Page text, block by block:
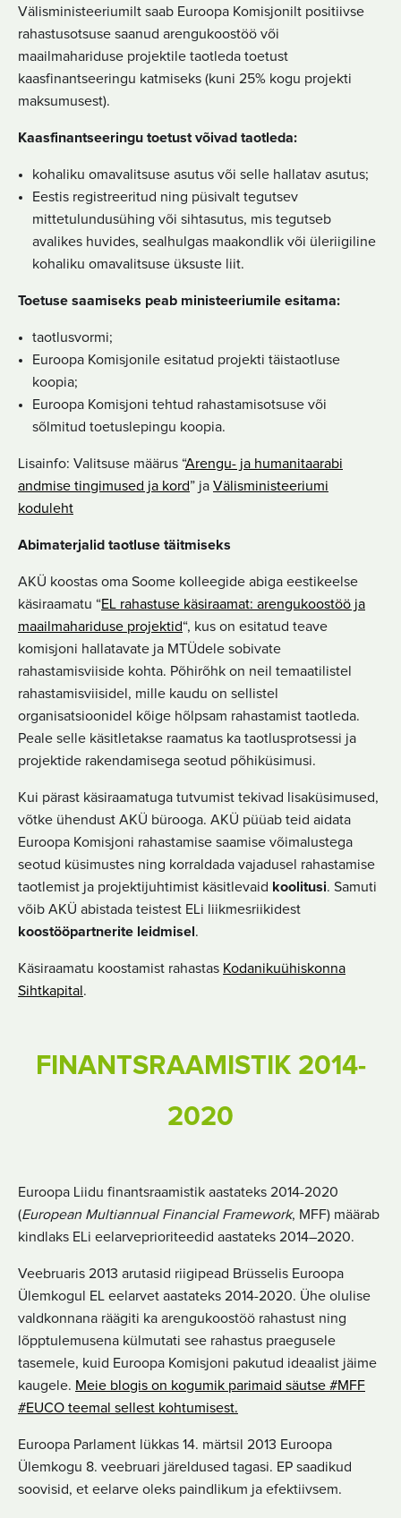
Välisministeeriumilt saab Euroopa Komisjonilt positiivse
rahastusotsuse saanud arengukoostöö või
maailmahariduse projektile taotleda toetust
kaasfinantseeringu katmiseks (kuni 25% kogu projekti
maksumusest).
Kaasfinantseeringu toetust võivad taotleda:
kohaliku omavalitsuse asutus või selle hallatav asutus;
Eestis registreeritud ning püsivalt tegutsev
mittetulundusühing või sihtasutus, mis tegutseb
avalikes huvides, sealhulgas maakondlik või üleriigiline
kohaliku omavalitsuse üksuste liit.
Toetuse saamiseks peab ministeeriumile esitama:
taotlusvormi;
Euroopa Komisjonile esitatud projekti täistaotluse
koopia;
Euroopa Komisjoni tehtud rahastamisotsuse või
sõlmitud toetuslepingu koopia.
Lisainfo: Valitsuse määrus “Arengu- ja humanitaarabi
andmise tingimused ja kord” ja Välisministeeriumi
koduleht
Abimaterjalid taotluse täitmiseks
AKÜ koostas oma Soome kolleegide abiga eestikeelse
käsiraamatu “EL rahastuse käsiraamat: arengukoostöö ja
maailmahariduse projektid“, kus on esitatud teave
komisjoni hallatavate ja MTÜdele sobivate
rahastamisviiside kohta. Põhirõhk on neil temaatilistel
rahastamisviisidel, mille kaudu on sellistel
organisatsioonidel kõige hõlpsam rahastamist taotleda.
Peale selle käsitletakse raamatus ka taotlusprotsessi ja
projektide rakendamisega seotud põhiküsimusi.
Kui pärast käsiraamatuga tutvumist tekivad lisaküsimused,
võtke ühendust AKÜ bürooga. AKÜ püüab teid aidata
Euroopa Komisjoni rahastamise saamise võimalustega
seotud küsimustes ning korraldada vajadusel rahastamise
taotlemist ja projektijuhtimist käsitlevaid koolitusi. Samuti
võib AKÜ abistada teistest ELi liikmesriikidest
koostööpartnerite leidmisel .
Käsiraamatu koostamist rahastas Kodanikuühiskonna
Sihtkapital .
FINANTSRAAMISTIK 2014-
2020
Euroopa Liidu finantsraamistik aastateks 2014-2020
(European Multiannual Financial Framework, MFF) määrab
kindlaks ELi eelarveprioriteedid aastateks 2014–2020.
Veebruaris 2013 arutasid riigipead Brüsselis Euroopa
Ülemkogul EL eelarvet aastateks 2014-2020. Ühe olulise
valdkonnana räägiti ka arengukoostöö rahastust ning
lõpptulemusena külmutati see rahastus praegusele
tasemele, kuid Euroopa Komisjoni pakutud ideaalist jäime
kaugele. Meie blogis on kogumik parimaid säutse #MFF
#EUCO teemal sellest kohtumisest.
Euroopa Parlament lükkas 14. märtsil 2013 Euroopa
Ülemkogu 8. veebruari järeldused tagasi. EP saadikud
soovisid, et eelarve oleks paindlikum ja efektiivsem.